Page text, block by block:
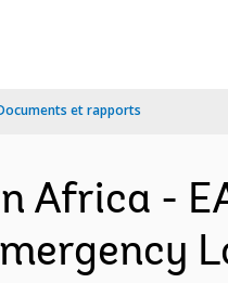
et rapports
Africa -